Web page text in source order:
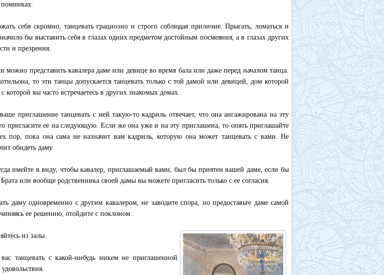
поминках.
себя скромно, танцевать грациозно и строго соблюдая приличие. Прыгать, ломаться и
бы выставить себя в глазах одних предметом достойным посмеяния, а в глазах других
и презрения.
можно представить кавалера даме или девице во время бала или даже перед началом танца.
то эти танцы допускается танцевать только с той дамой или девицей, дом которой
которой вы часто встречаетесь в других знакомых домах.
приглашение танцевать с ней такую-то кадриль отвечает, что она ангажирована на эту
пригласите ее на следующую. Если же она уже и на эту приглашена, то опять приглашайте
пор, пока она сама не назначит вам кадриль, которую она может танцевать с вами. Не
обидеть даму.
имейте в виду, чтобы кавалер, приглашаемый вами, был бы приятен вашей даме, если бы
или вообще родственника своей дамы вы можете пригласить только с ее согласия.
даму одновременно с другим кавалером, не заводите спора, но предоставьте даме самой
ее решению, отойдите с поклоном.
из залы.
танцевать с какой-нибудь никем не приглашенной